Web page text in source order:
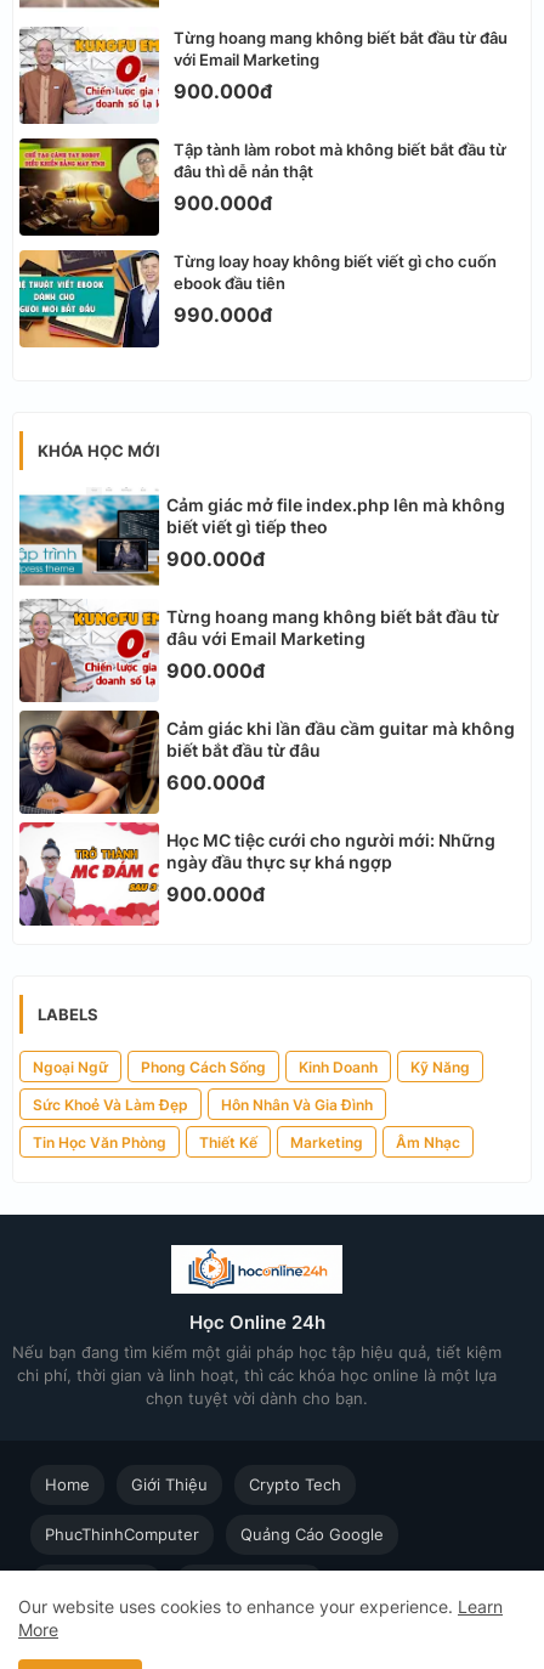
Từng hoang mang không biết bắt đầu từ đâu
với Email Marketing
900.000đ
Tập tành làm robot mà không biết bắt đầu từ
đâu thì dễ nản thật
900.000đ
Từng loay hoay không biết viết gì cho cuốn
ebook đầu tiên
990.000đ
KHÓA HỌC MỚI
Cảm giác mở file index.php lên mà không
biết viết gì tiếp theo
900.000đ
Từng hoang mang không biết bắt đầu từ
đâu với Email Marketing
900.000đ
Cảm giác khi lần đầu cầm guitar mà không
biết bắt đầu từ đâu
600.000đ
Học MC tiệc cưới cho người mới: Những
ngày đầu thực sự khá ngợp
900.000đ
LABELS
Ngoại Ngữ Phong Cách Sống Kinh Doanh Kỹ Năng
Sức Khoẻ Và Làm Đẹp Hôn Nhân Và Gia Đình
Tin Học Văn Phòng Thiết Kế Marketing Âm Nhạc
Học Online 24h
Nếu bạn đang tìm kiếm một giải pháp học tập hiệu quả, tiết kiệm
chi phí, thời gian và linh hoạt, thì các khóa học online là một lựa
chọn tuyệt vời dành cho bạn.
Học Online cùng Chuyên gia - Khóa học trực tuyến dành cho
Home Giới Thiệu Crypto Tech
PhucThinhComputer Quảng Cáo Google
Our website uses cookies to enhance your experience. Learn
More